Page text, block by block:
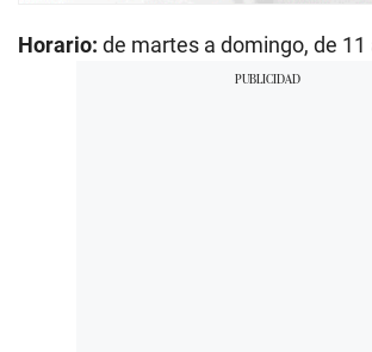
Horario: de martes a domingo, de 11